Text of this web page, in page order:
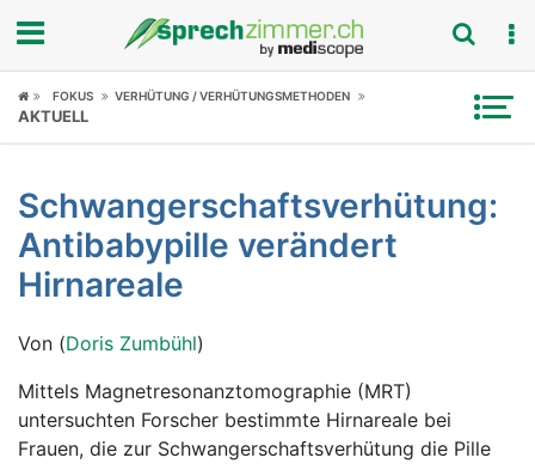
Fokus
Symptome
Untersuchungen
News
Ratgeber
Rubriken
FOKUS VERHÜTUNG / VERHÜTUNGSMETHODEN
AKTUELL
Schwangerschaftsverhütung:
Antibabypille verändert
Hirnareale
Von (Doris Zumbühl)
Mittels Magnetresonanztomographie (MRT)
untersuchten Forscher bestimmte Hirnareale bei
Frauen, die zur Schwangerschaftsverhütung die Pille